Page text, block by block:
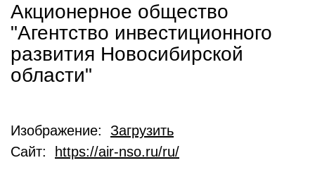
Акционерное общество
"Агентство инвестиционного
развития Новосибирской
области"
Изображение: Загрузить
Сайт:
https://air-nso.ru/ru/